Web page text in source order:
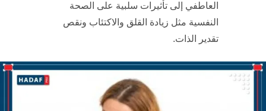
العاطفي إلى تأثيرات سلبية على الصحة
النفسية مثل زيادة القلق والاكتئاب ونقص
تقدير الذات.